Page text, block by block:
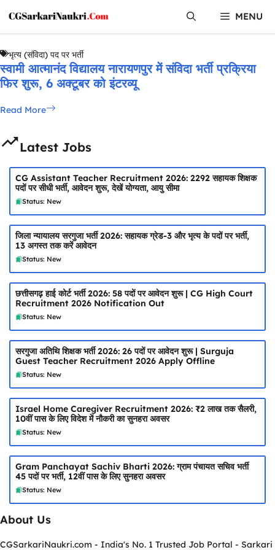
content
MENU
भृत्य (संविदा) पद पर भर्ती
स्वामी आत्मानंद विद्यालय नारायणपुर में संविदा भर्ती प्रक्रिया
फिर शुरू, 6 अक्टूबर को इंटरव्यू
Read More
Latest Jobs
CG Assistant Teacher Recruitment 2026: 2292 सहायक शिक्षक
पदों पर सीधी भर्ती, आवेदन शुरू, देखें योग्यता, आयु सीमा
Status: New
जिला न्यायालय सरगुजा भर्ती 2026: सहायक ग्रेड-3 और भृत्य के पदों पर भर्ती,
13 अगस्त तक करें आवेदन
Status: New
छत्तीसगढ़ हाई कोर्ट भर्ती 2026: 58 पदों पर आवेदन शुरू | CG High Court
Recruitment 2026 Notification Out
Status: New
सरगुजा अतिथि शिक्षक भर्ती 2026: 26 पदों पर आवेदन शुरू | Surguja
Guest Teacher Recruitment 2026 Apply Offline
Status: New
Israel Home Caregiver Recruitment 2026: ₹2 लाख तक सैलरी,
10वीं पास के लिए विदेश में नौकरी का सुनहरा अवसर
Status: New
Gram Panchayat Sachiv Bharti 2026: ग्राम पंचायत सचिव भर्ती
45 पदों पर भर्ती, 12वीं पास के लिए सुनहरा अवसर
Status: New
About Us
CGSarkariNaukri.com - India's No. 1 Trusted Job Portal - Sarkari